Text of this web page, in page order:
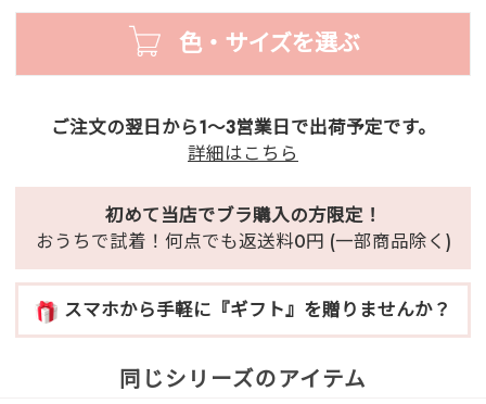
色・サイズを選ぶ
ご注文の翌日から1～3営業日で出荷予定です。
詳細はこちら
初めて当店でブラ購入の方限定！
おうちで試着！何点でも返送料0円 (一部商品除く)
スマホから手軽に『ギフト』を贈りませんか？
同じシリーズのアイテム